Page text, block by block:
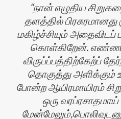
நான் எழுதிய
தளத்தில் பிரசுரமானது
மகிழ்ச்சியும் அதைவிடப்
கொள்கிறேன்.
விருப்ப்பத்திற்கேற்ப்
தொகுத்து
போன்ற ஆயிரமாயிரம்
ஒரு